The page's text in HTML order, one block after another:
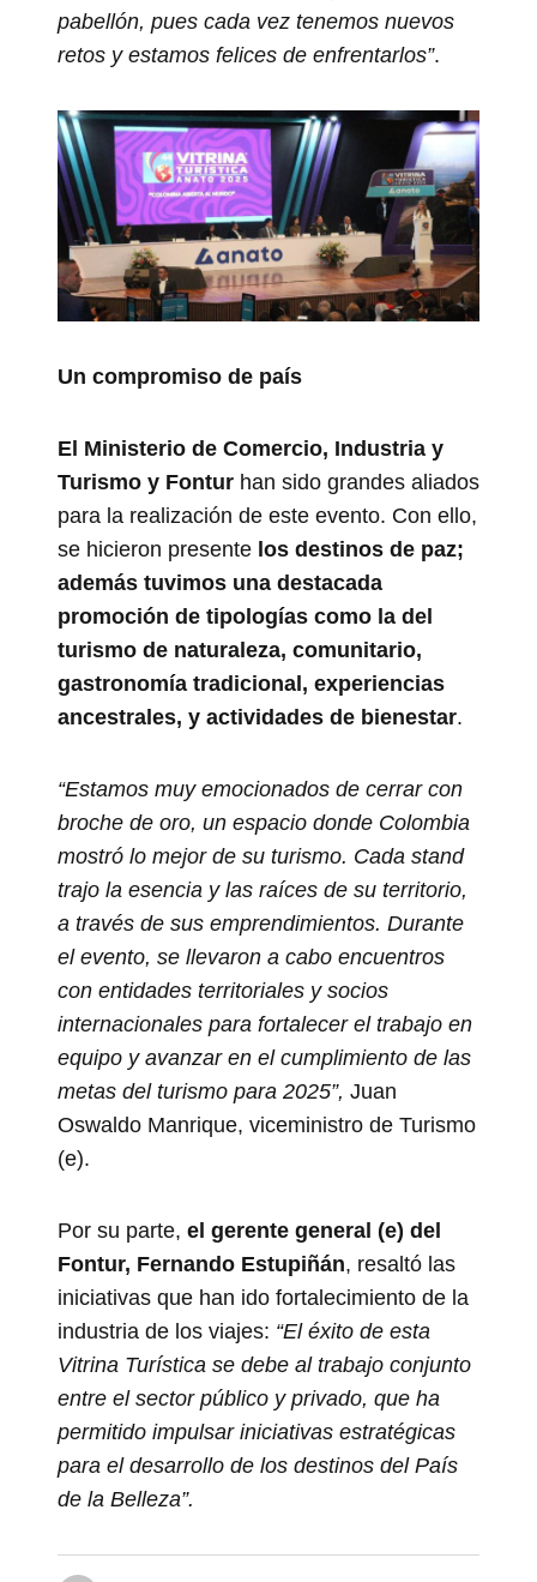
pabellón, pues cada vez tenemos nuevos
retos y estamos felices de enfrentarlos”.
Un compromiso de país
El Ministerio de Comercio, Industria y
Turismo y Fontur han sido grandes aliados
para la realización de este evento. Con ello,
se hicieron presente los destinos de paz;
además tuvimos una destacada
promoción de tipologías como la del
turismo de naturaleza, comunitario,
gastronomía tradicional, experiencias
ancestrales, y actividades de bienestar.
“Estamos muy emocionados de cerrar con
broche de oro, un espacio donde Colombia
mostró lo mejor de su turismo. Cada stand
trajo la esencia y las raíces de su territorio,
a través de sus emprendimientos. Durante
el evento, se llevaron a cabo encuentros
con entidades territoriales y socios
internacionales para fortalecer el trabajo en
equipo y avanzar en el cumplimiento de las
metas del turismo para 2025”, Juan
Oswaldo Manrique, viceministro de Turismo
(e).
Por su parte, el gerente general (e) del
Fontur, Fernando Estupiñán, resaltó las
iniciativas que han ido fortalecimiento de la
industria de los viajes: “El éxito de esta
Vitrina Turística se debe al trabajo conjunto
entre el sector público y privado, que ha
permitido impulsar iniciativas estratégicas
para el desarrollo de los destinos del País
de la Belleza”.